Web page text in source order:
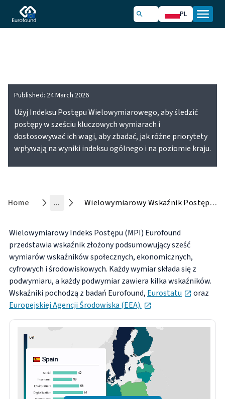
PL
Published: 24 March 2026
Użyj Indeksu Postępu Wielowymiarowego, aby śledzić
postępy w sześciu kluczowych wymiarach i
dostosowywać ich wagi, aby zbadać, jak różne priorytety
wpływają na wyniki indeksu ogólnego i na poziomie kraju.
Home ... Wielowymiarowy Wskaźnik Postępu (MPI)
Wielowymiarowy Indeks Postępu (MPI) Eurofound
przedstawia wskaźnik złożony podsumowujący sześć
wymiarów wskaźników społecznych, ekonomicznych,
cyfrowych i środowiskowych. Każdy wymiar składa się z
podwymiaru, a każdy podwymiar zawiera kilka wskaźników.
Wskaźniki pochodzą z badań Eurofound, Eurostatu opens in
oraz
Europejskiej Agencji Środowiska (EEA).